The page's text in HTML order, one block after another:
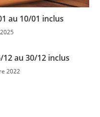
au 10/01 inclus
au 30/12 inclus
2022